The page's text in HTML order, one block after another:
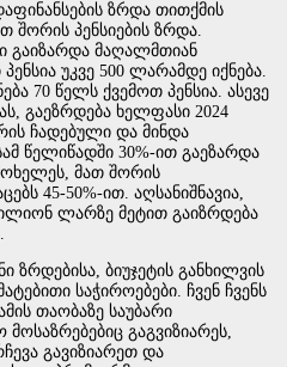
ზრდა თითქმის
შორის პენსიების ზრდა.
გაიზარდა მაღალმთიან
უკვე 500 ლარამდე იქნება.
70 წელს ქვემოთ პენსია. ასევე
გაეზრდება ხელფასი 2024
ჩადებული და მინდა
წელიწადში 30%-ით გაეზარდა
მათ შორის
45-50%-ით. აღსანიშნავია,
ლარზე მეტით გაიზრდება
ზრდებისა, ბიუჯეტის განხილვის
საჭიროებები. ჩვენ ჩვენს
თაობაზე საუბარი
გაგვიზიარეს,
გავიზიარეთ და